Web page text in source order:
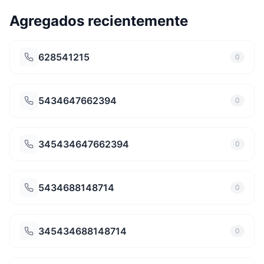
Agregados recientemente
628541215 0
5434647662394 0
345434647662394 0
5434688148714 0
345434688148714 0